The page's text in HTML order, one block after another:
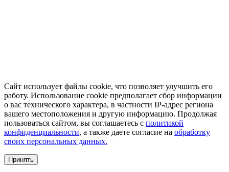
Сайт использует файлы cookie, что позволяет улучшить его
работу. Использование cookie предполагает сбор информации
о вас технического характера, в частности IP-адрес региона
вашего местоположения и другую информацию. Продолжая
пользоваться сайтом, вы соглашаетесь с политикой
конфиденциальности, а также даете согласие на обработку
своих персональных данных.
Принять